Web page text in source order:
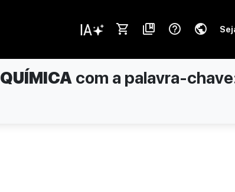
shopping_cart collections_bookmark help_outline public
QUÍMICA com a palavra-